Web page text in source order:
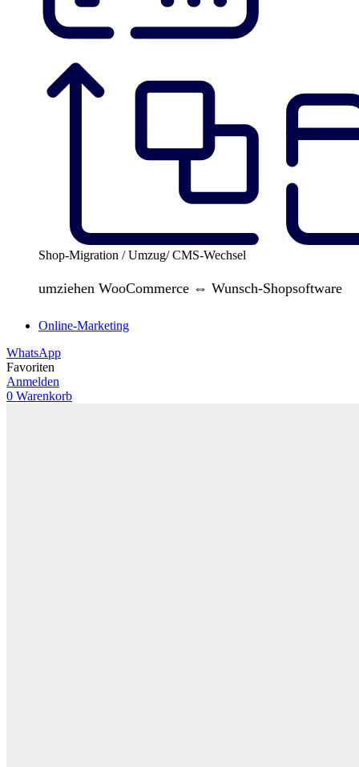
Shop-Migration / Umzug/ CMS-Wechsel
umziehen WooCommerce ⇔ Wunsch-Shopsoftware
Online-Marketing
WhatsApp
Favoriten
Anmelden
0 Warenkorb